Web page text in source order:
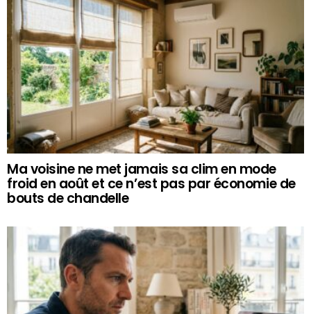
Ma voisine ne met jamais sa clim en mode
froid en août et ce n’est pas par économie de
bouts de chandelle